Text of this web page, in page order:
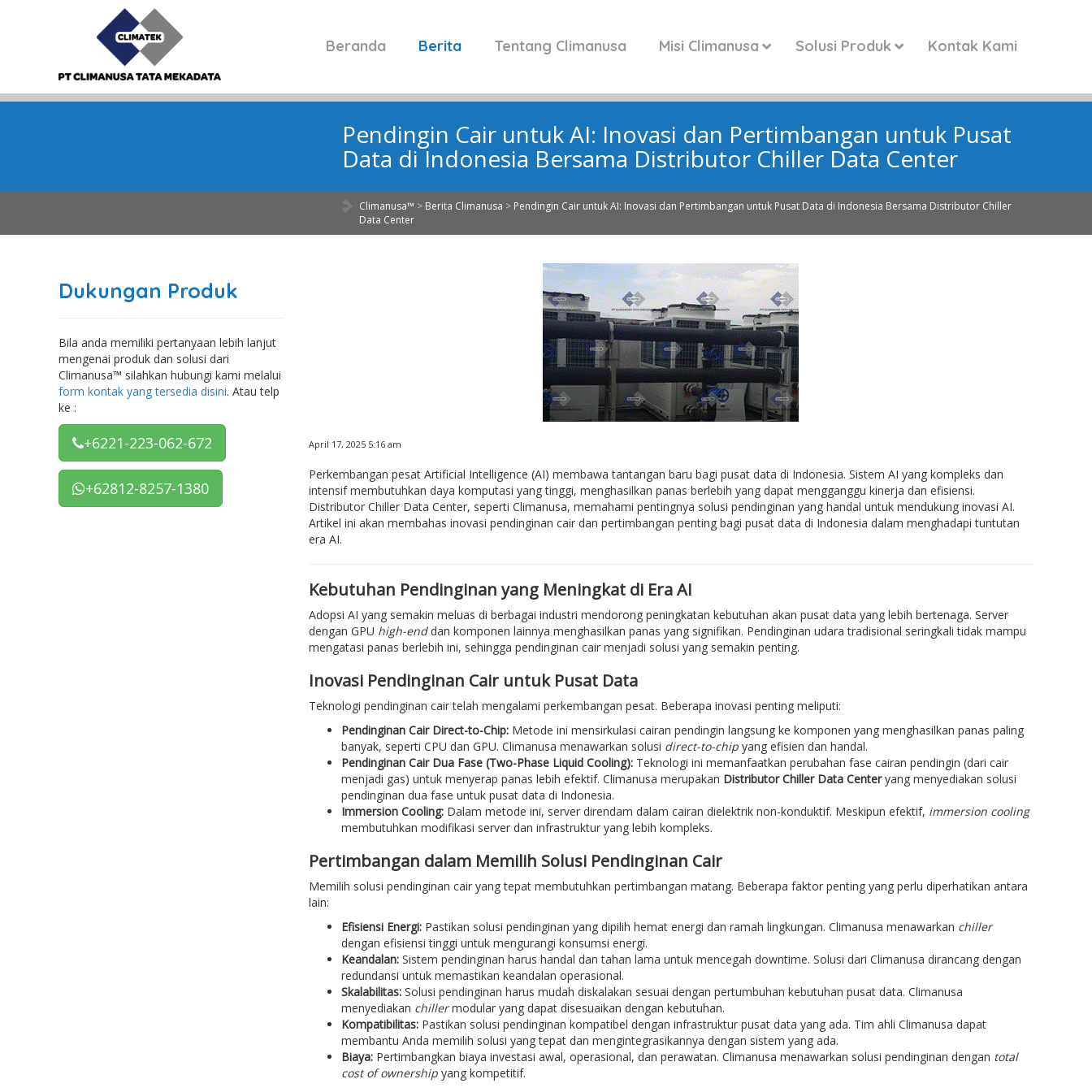
Beranda Berita Tentang Climanusa Misi Climanusa Solusi Produk Kontak Kami
Pendingin Cair untuk AI: Inovasi dan Pertimbangan untuk Pusat
Data di Indonesia Bersama Distributor Chiller Data Center
Climanusa™ > Berita Climanusa > Pendingin Cair untuk AI: Inovasi dan Pertimbangan untuk Pusat Data di Indonesia Bersama Distributor Chiller
Data Center
April 17, 2025 5:16 am
Perkembangan pesat Artificial Intelligence (AI) membawa tantangan baru bagi pusat data di Indonesia. Sistem AI yang kompleks dan
intensif membutuhkan daya komputasi yang tinggi, menghasilkan panas berlebih yang dapat mengganggu kinerja dan efisiensi.
Distributor Chiller Data Center, seperti Climanusa, memahami pentingnya solusi pendinginan yang handal untuk mendukung inovasi AI.
Artikel ini akan membahas inovasi pendinginan cair dan pertimbangan penting bagi pusat data di Indonesia dalam menghadapi tuntutan
era AI.
Kebutuhan Pendinginan yang Meningkat di Era AI
Adopsi AI yang semakin meluas di berbagai industri mendorong peningkatan kebutuhan akan pusat data yang lebih bertenaga. Server
dengan GPU high-enddan komponen lainnya menghasilkan panas yang signifikan. Pendinginan udara tradisional seringkali tidak mampu
mengatasi panas berlebih ini, sehingga pendinginan cair menjadi solusi yang semakin penting.
Inovasi Pendinginan Cair untuk Pusat Data
Teknologi pendinginan cair telah mengalami perkembangan pesat. Beberapa inovasi penting meliputi:
Pendinginan Cair Direct-to-Chip:Metode ini mensirkulasi cairan pendingin langsung ke komponen yang menghasilkan panas paling
banyak, seperti CPU dan GPU. Climanusa menawarkan solusi direct-to-chipyang efisien dan handal.
Pendinginan Cair Dua Fase (Two-Phase Liquid Cooling):Teknologi ini memanfaatkan perubahan fase cairan pendingin (dari cair
menjadi gas) untuk menyerap panas lebih efektif. Climanusa merupakan Distributor Chiller Data Centeryang menyediakan solusi
pendinginan dua fase untuk pusat data di Indonesia.
Immersion Cooling:Dalam metode ini, server direndam dalam cairan dielektrik non-konduktif. Meskipun efektif, immersion cooling
membutuhkan modifikasi server dan infrastruktur yang lebih kompleks.
Pertimbangan dalam Memilih Solusi Pendinginan Cair
Memilih solusi pendinginan cair yang tepat membutuhkan pertimbangan matang. Beberapa faktor penting yang perlu diperhatikan antara
lain:
Efisiensi Energi:Pastikan solusi pendinginan yang dipilih hemat energi dan ramah lingkungan. Climanusa menawarkan chiller
dengan efisiensi tinggi untuk mengurangi konsumsi energi.
Keandalan:Sistem pendinginan harus handal dan tahan lama untuk mencegah downtime. Solusi dari Climanusa dirancang dengan
redundansi untuk memastikan keandalan operasional.
Skalabilitas:Solusi pendinginan harus mudah diskalakan sesuai dengan pertumbuhan kebutuhan pusat data. Climanusa
menyediakan chillermodular yang dapat disesuaikan dengan kebutuhan.
Kompatibilitas:Pastikan solusi pendinginan kompatibel dengan infrastruktur pusat data yang ada. Tim ahli Climanusa dapat
membantu Anda memilih solusi yang tepat dan mengintegrasikannya dengan sistem yang ada.
Biaya:Pertimbangkan biaya investasi awal, operasional, dan perawatan. Climanusa menawarkan solusi pendinginan dengan total
cost of ownershipyang kompetitif.
Dukungan Produk
Bila anda memiliki pertanyaan lebih lanjut
mengenai produk dan solusi dari
Climanusa™ silahkan hubungi kami melalui
form kontak yang tersedia disini. Atau telp
ke :
+6221-223-062-672
+62812-8257-1380